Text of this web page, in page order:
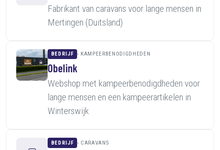
Fabrikant van caravans voor lange mensen in
Mertingen (Duitsland)
BEDRIJF KAMPEERBENODIGDHEDEN
Obelink
Webshop met kampeerbenodigdheden voor
lange mensen en een kampeerartikelen in
Winterswijk
BEDRIJF CARAVANS